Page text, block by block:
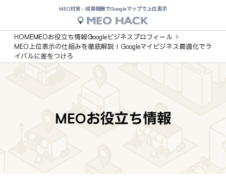
MEO対策 - 成果報酬でGoogleマップで上位表示
HOMEMEOお役立ち情報Googleビジネスプロフィール
MEO上位表示の仕組みを徹底解説！Googleマイビジネス最適化でラ
イバルに差をつけろ
MEOお役立ち情報